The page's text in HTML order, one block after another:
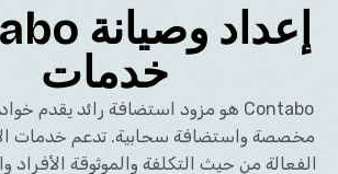
إعداد وصيانة Contabo
خدمات
مخصصة واستضافة سحابية. تدعم خدمات
الفعالة من حيث التكلفة والموثوقة الأفراد